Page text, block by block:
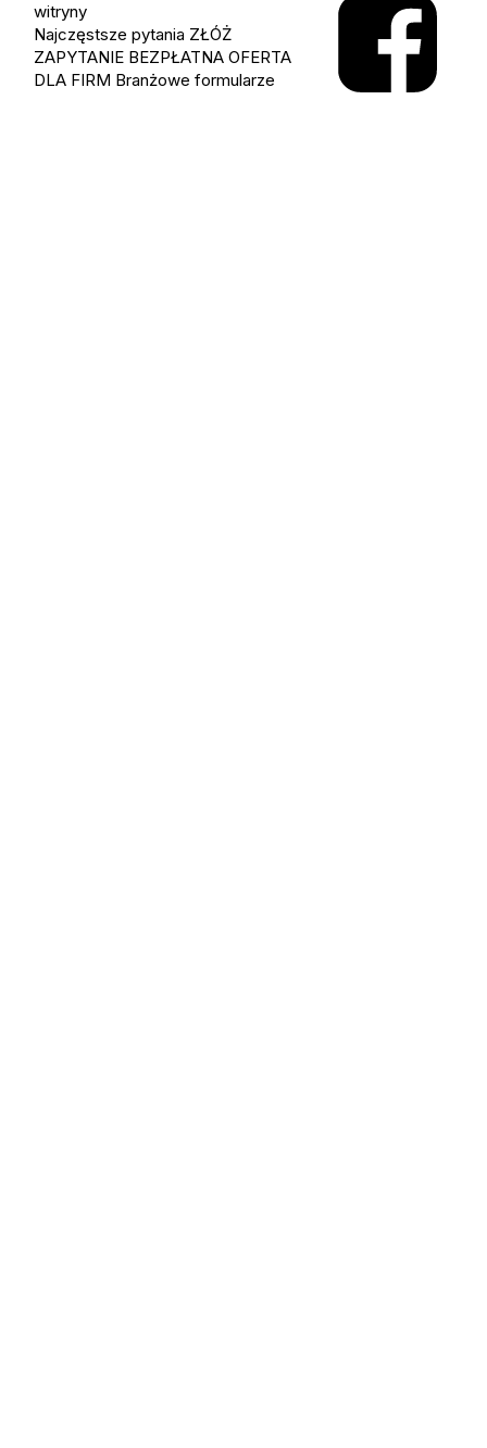
witryny
Najczęstsze pytania ZŁÓŻ
ZAPYTANIE BEZPŁATNA OFERTA
DLA FIRM Branżowe formularze